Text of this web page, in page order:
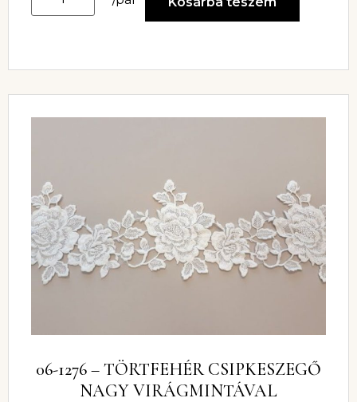
06-1276 – TÖRTFEHÉR CSIPKESZEGŐ
NAGY VIRÁGMINTÁVAL